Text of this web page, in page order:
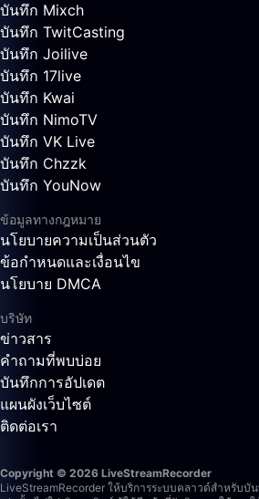
บันทึก Mixch
บันทึก TwitCasting
บันทึก Joilive
บันทึก 17live
บันทึก Kwai
บันทึก NimoTV
บันทึก VK Live
บันทึก Chzzk
บันทึก YouNow
ข้อมูลทางกฎหมาย
นโยบายความเป็นส่วนตัว
ข้อกำหนดและเงื่อนไข
นโยบาย DMCA
บริษัท
ข่าวสาร
คำถามที่พบบ่อย
บันทึกการอัปเดต
แผนผังเว็บไซต์
ติดต่อเรา
Copyright © 2026 LiveStreamRecorder
LiveStreamRecorder ให้บริการระบบคลาวด์สำหรับบั